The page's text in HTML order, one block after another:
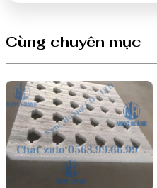
Cùng chuyên mục